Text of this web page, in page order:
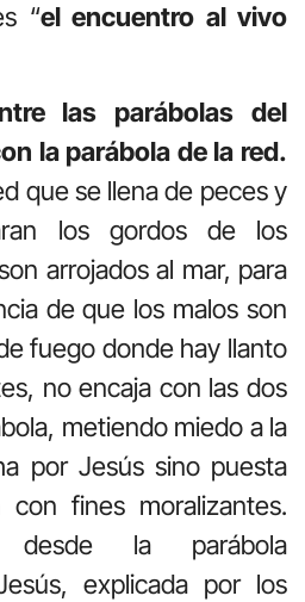
“el encuentro al vivo
las parábolas del
la parábola de la red.
que se llena de peces y
los gordos de los
arrojados al mar, para
de que los malos son
fuego donde hay llanto
no encaja con las dos
metiendo miedo a la
por Jesús sino puesta
fines moralizantes.
desde la parábola
explicada por los